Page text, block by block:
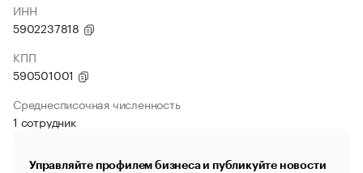
ИНН
5902237818
КПП
590501001
Среднесписочная численность
1 сотрудник
Управляйте профилем бизнеса и публикуйте новости